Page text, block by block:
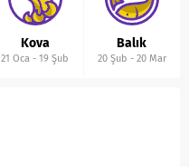
Kova
21 Oca -19 Şub
Balık
20 Şub - 20 Mar